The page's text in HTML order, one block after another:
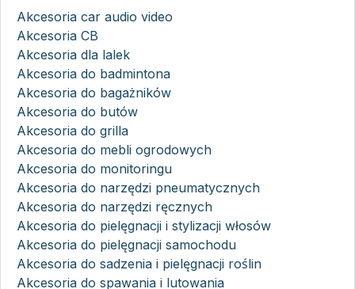
Akcesoria car audio video
Akcesoria CB
Akcesoria dla lalek
Akcesoria do badmintona
Akcesoria do bagażników
Akcesoria do butów
Akcesoria do grilla
Akcesoria do mebli ogrodowych
Akcesoria do monitoringu
Akcesoria do narzędzi pneumatycznych
Akcesoria do narzędzi ręcznych
Akcesoria do pielęgnacji i stylizacji włosów
Akcesoria do pielęgnacji samochodu
Akcesoria do sadzenia i pielęgnacji roślin
Akcesoria do spawania i lutowania